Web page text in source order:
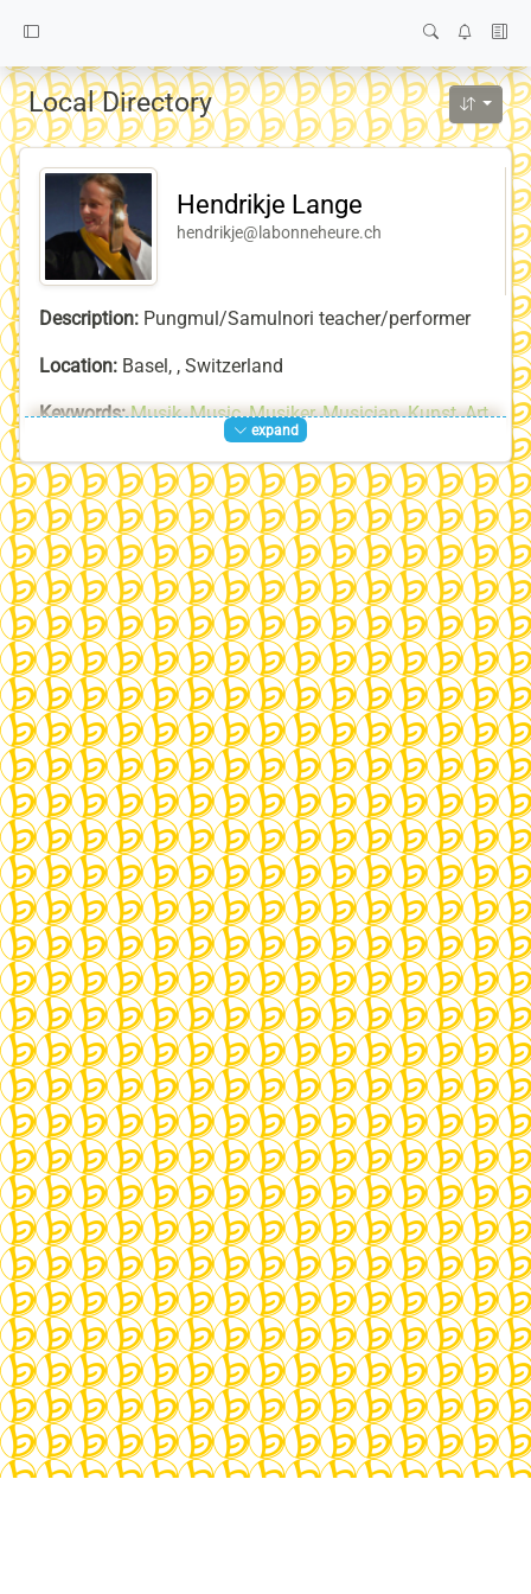
Local Directory
Hendrikje Lange
hendrikje@labonneheure.ch
Description: Pungmul/Samulnori teacher/performer
Location: Basel, , Switzerland
Keywords:Musik,Music,Musiker,Musician,Kunst,Art,
Improvisation,la-bonne-heure-Team
Tanz,Dance,Trommeln,Drums,Samul-Nori,사불놀이,
Pungmul,Pungmul-Nori, 풍물 ,풍물놀이,Musica,
Danza
About:Ich beschäftige mich seit über 20 Jahren mit
dem Erlernen von Samulnori und den
zugrundeliegenden Traditionen Koreas.
expand